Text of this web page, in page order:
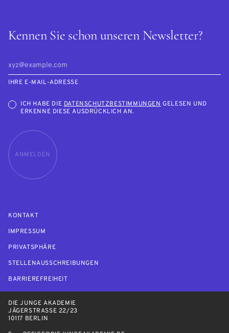
Kennen Sie schon unseren Newsletter?
IHRE E-MAIL-ADRESSE
ICH HABE DIEDATENSCHUTZBESTIMMUNGENGELESEN UND
ERKENNE DIESE AUSDRÜCKLICH AN.
ANMELDEN
KONTAKT
IMPRESSUM
PRIVATSPHÄRE
STELLENAUSSCHREIBUNGEN
BARRIEREFREIHEIT
DIE JUNGE AKADEMIE
JÄGERSTRASSE 22/23
10117 BERLIN